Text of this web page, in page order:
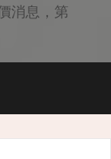
消息，第